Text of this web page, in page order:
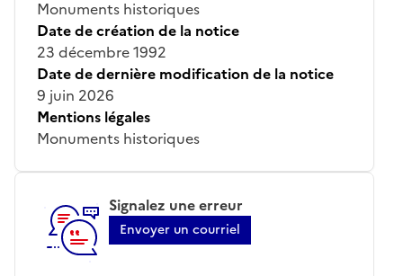
Monuments historiques
Date de création de la notice
23 décembre 1992
Date de dernière modification de la notice
9 juin 2026
Mentions légales
Monuments historiques
Signalez une erreur
Envoyer un courriel